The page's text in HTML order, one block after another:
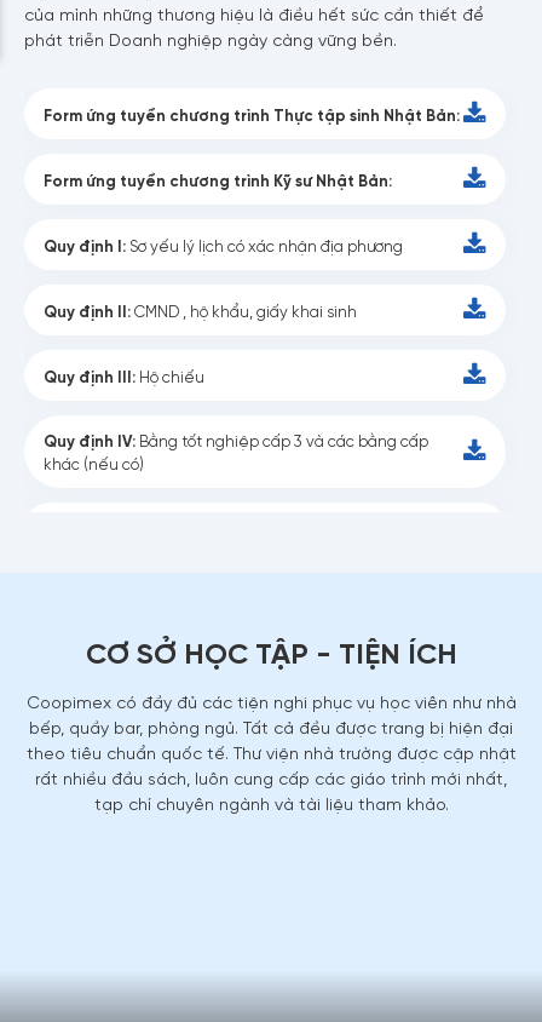
của mình những thương hiệu là điều hết sức cần thiết để
phát triễn Doanh nghiệp ngày càng vững bền.
Form ứng tuyển chương trình Thực tập sinh Nhật Bản:
Form ứng tuyển chương trình Kỹ sư Nhật Bản:
Quy định I: Sơ yếu lý lịch có xác nhận địa phương
Quy định II:CMND , hộ khẩu, giấy khai sinh
Quy định III: Hộ chiếu
Quy định IV: Bằng tốt nghiệp cấp 3 và các bằng cấp
khác (nếu có)
Quy định VII:Hình 3x4, 4.5 x 4.5, 4x6 (phông trắng) mỗi thứ
CƠ SỞ HỌC TẬP - TIỆN ÍCH
Coopimex có đầy đủ các tiện nghi phục vụ học viên như nhà
bếp, quầy bar, phòng ngủ. Tất cả đều được trang bị hiện đại
theo tiêu chuẩn quốc tế. Thư viện nhà trường được cập nhật
rất nhiều đầu sách, luôn cung cấp các giáo trình mới nhất,
tạp chí chuyên ngành và tài liệu tham khảo.